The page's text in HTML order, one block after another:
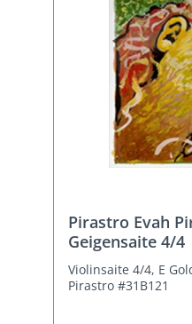
Pirastro Evah
Geigensaite 4/4
Violinsaite 4/4, E
Pirastro #31B121